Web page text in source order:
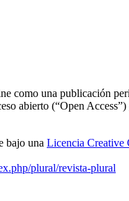
como una publicación
abierto (“Open
bajo una Licencia Creative
plural/revista-plural